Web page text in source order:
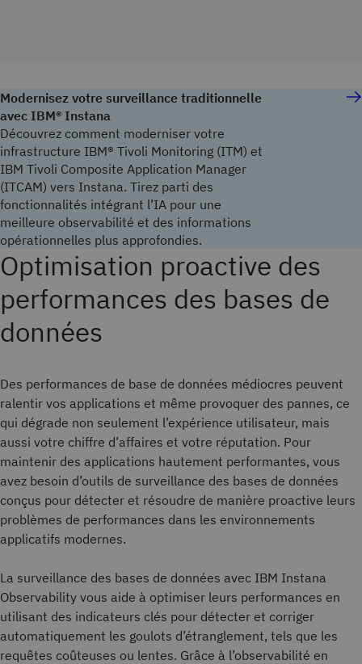
Modernisez votre surveillance traditionnelle
avec IBM® Instana
Découvrez comment moderniser votre
infrastructure IBM® Tivoli Monitoring (ITM) et
IBM Tivoli Composite Application Manager
(ITCAM) vers Instana. Tirez parti des
fonctionnalités intégrant l’IA pour une
meilleure observabilité et des informations
opérationnelles plus approfondies.
Optimisation proactive des
performances des bases de
données
Des performances de base de données médiocres peuvent
ralentir vos applications et même provoquer des pannes, ce
qui dégrade non seulement l’expérience utilisateur, mais
aussi votre chiffre d’affaires et votre réputation. Pour
maintenir des applications hautement performantes, vous
avez besoin d’outils de surveillance des bases de données
conçus pour détecter et résoudre de manière proactive leurs
problèmes de performances dans les environnements
applicatifs modernes.
La surveillance des bases de données avec IBM Instana
Observability vous aide à optimiser leurs performances en
utilisant des indicateurs clés pour détecter et corriger
automatiquement les goulots d’étranglement, tels que les
requêtes coûteuses ou lentes. Grâce à l’observabilité en